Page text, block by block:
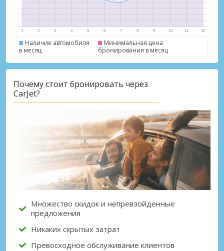
Наличие автомобиля
в месяц
Минимальная цена
бронирования в месяц
Почему стоит бронировать через
CarJet?
Множество скидок и непревзойденные
предложения
Никаких скрытых затрат
Превосходное обслуживание клиентов